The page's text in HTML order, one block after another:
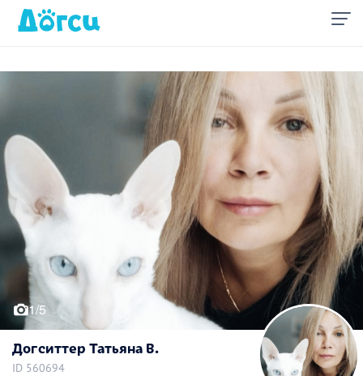
1/5
Догситтер Татьяна В.
ID 560694